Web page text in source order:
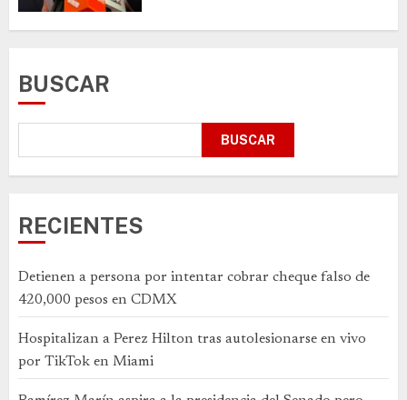
BUSCAR
BUSCAR
RECIENTES
Detienen a persona por intentar cobrar cheque falso de
420,000 pesos en CDMX
Hospitalizan a Perez Hilton tras autolesionarse en vivo
por TikTok en Miami